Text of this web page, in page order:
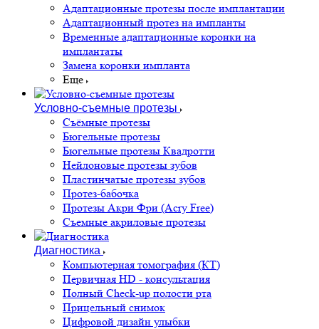
Адаптационные протезы после имплантации
Адаптационный протез на импланты
Временные адаптационные коронки на
имплантаты
Замена коронки импланта
Еще
Условно-съемные протезы
Съёмные протезы
Бюгельные протезы
Бюгельные протезы Квадротти
Нейлоновые протезы зубов
Пластинчатые протезы зубов
Протез-бабочка
Протезы Акри Фри (Acry Free)
Съемные акриловые протезы
Диагностика
Компьютерная томография (КТ)
Первичная HD - консультация
Полный Check-up полости рта
Прицельный снимок
Цифровой дизайн улыбки